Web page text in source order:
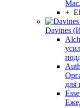
+
Davines
для